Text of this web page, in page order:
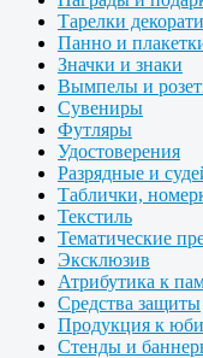
Тарелки
Панно и
Значки и знаки
Вымпелы и
Сувениры
Футляры
Удостоверения
Разрядные и
Таблички,
Текстиль
Тематические
Эксклюзив
Атрибутика к
Средства защиты
Продукция к
Стенды и